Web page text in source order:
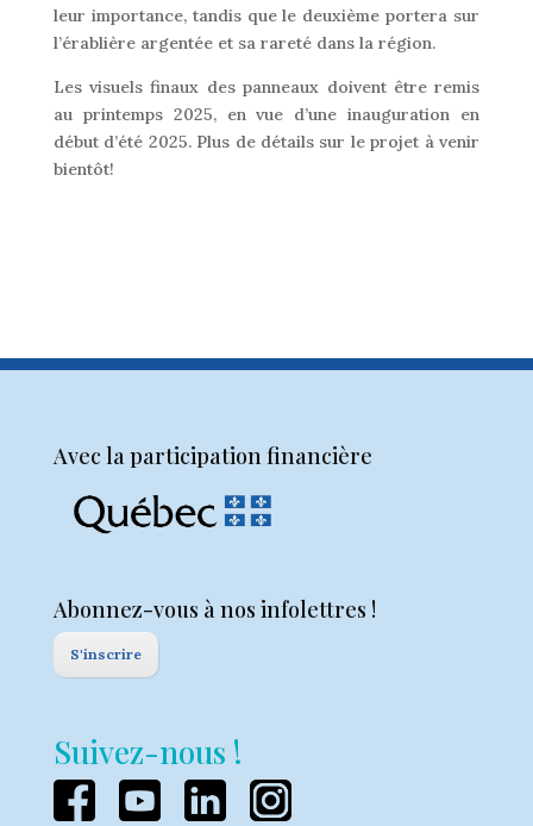
leur importance, tandis que le deuxième portera sur
l’érablière argentée et sa rareté dans la région.
Les visuels finaux des panneaux doivent être remis
au printemps 2025, en vue d’une inauguration en
début d’été 2025. Plus de détails sur le projet à venir
bientôt!
Avec la participation financière
Abonnez-vous à nos infolettres !
S'inscrire
Suivez-nous !